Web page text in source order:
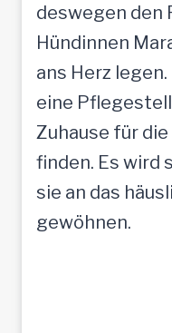
deswegen den
Hündinnen
ans Herz
eine
Zuhause für
finden. Es wird
sie an das
gewöhnen.